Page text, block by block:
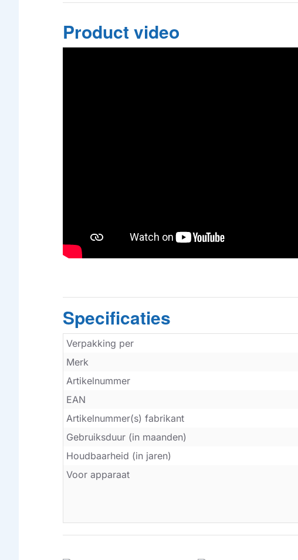
Product video
Specificaties
Verpakking per
Merk
Artikelnummer
EAN
Artikelnummer(s) fabrikant
Gebruiksduur (in maanden)
Houdbaarheid (in jaren)
Voor apparaat